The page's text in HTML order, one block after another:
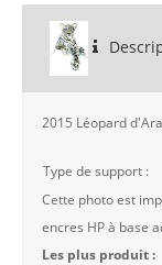
2015 Léopard
Type de support :
Cette photo est
encres HP à base
Les plus produit :